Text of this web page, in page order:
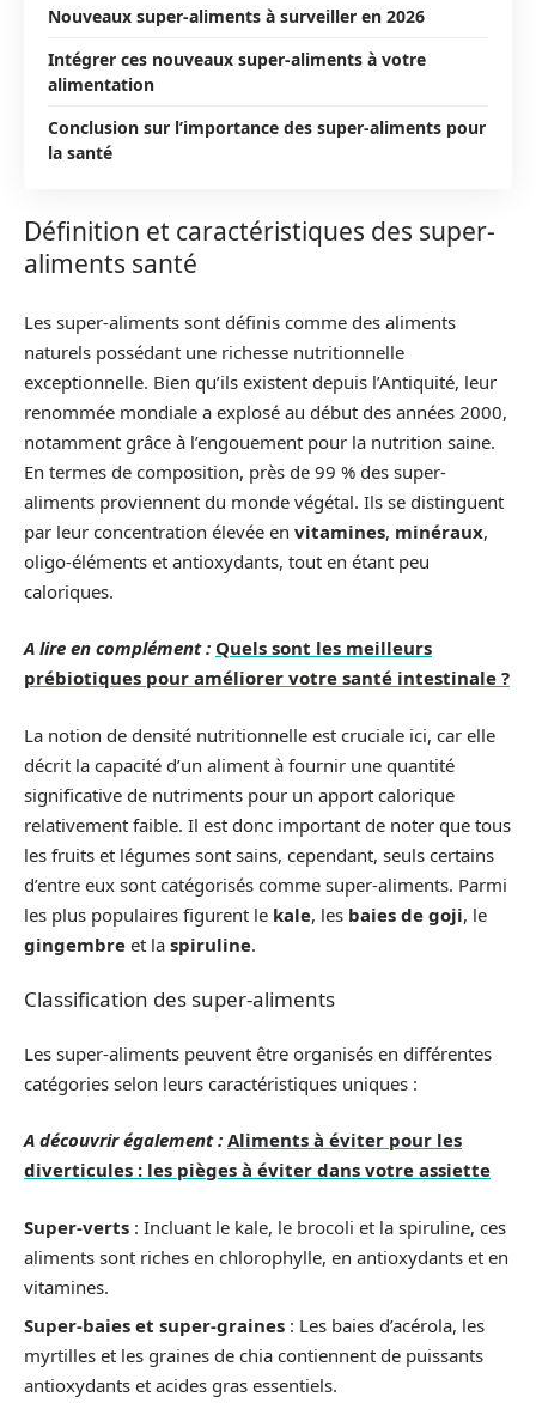
Nouveaux super-aliments à surveiller en 2026
Intégrer ces nouveaux super-aliments à votre
alimentation
Conclusion sur l’importance des super-aliments pour
la santé
Définition et caractéristiques des super-
aliments santé
Les super-aliments sont définis comme des aliments
naturels possédant une richesse nutritionnelle
exceptionnelle. Bien qu’ils existent depuis l’Antiquité, leur
renommée mondiale a explosé au début des années 2000,
notamment grâce à l’engouement pour la nutrition saine.
En termes de composition, près de 99 % des super-
aliments proviennent du monde végétal. Ils se distinguent
par leur concentration élevée en vitamines, minéraux,
oligo-éléments et antioxydants, tout en étant peu
caloriques.
A lire en complément : Quels sont les meilleurs
prébiotiques pour améliorer votre santé intestinale ?
La notion de densité nutritionnelle est cruciale ici, car elle
décrit la capacité d’un aliment à fournir une quantité
significative de nutriments pour un apport calorique
relativement faible. Il est donc important de noter que tous
les fruits et légumes sont sains, cependant, seuls certains
d’entre eux sont catégorisés comme super-aliments. Parmi
les plus populaires figurent le kale, les baies de goji, le
gingembre et la spiruline.
Classification des super-aliments
Les super-aliments peuvent être organisés en différentes
catégories selon leurs caractéristiques uniques :
A découvrir également : Aliments à éviter pour les
diverticules : les pièges à éviter dans votre assiette
Super-verts : Incluant le kale, le brocoli et la spiruline, ces
aliments sont riches en chlorophylle, en antioxydants et en
vitamines.
Super-baies et super-graines : Les baies d’acérola, les
myrtilles et les graines de chia contiennent de puissants
antioxydants et acides gras essentiels.